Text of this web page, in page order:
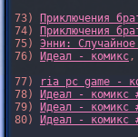
73)
Приключения
74)
Приключения
75) Энни: Случайное
76)
Идеал - комикс,
77)
ria pc game -
78)
Идеал - комикс
79)
Идеал - комикс
80)
Идеал - комикс